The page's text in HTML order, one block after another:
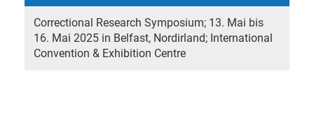
Correctional Research Symposium; 13. Mai bis
16. Mai 2025 in Belfast, Nordirland; International
Convention & Exhibition Centre